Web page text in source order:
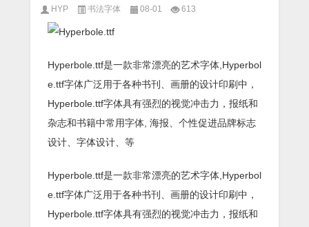
HYP 书法字体 08-01 613
Hyperbole.ttf是一款非常漂亮的艺术字体,Hyperbol
e.ttf字体广泛用于各种书刊、画册的设计印刷中，
Hyperbole.ttf字体具有强烈的视觉冲击力，报纸和
杂志和书籍中常用字体, 海报、个性促进品牌标志
设计、字体设计、等
Hyperbole.ttf是一款非常漂亮的艺术字体,Hyperbol
e.ttf字体广泛用于各种书刊、画册的设计印刷中，
Hyperbole.ttf字体具有强烈的视觉冲击力，报纸和